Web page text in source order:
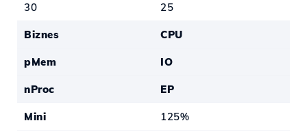
30 25
Biznes CPU
pMem IO
nProc EP
Mini 125%